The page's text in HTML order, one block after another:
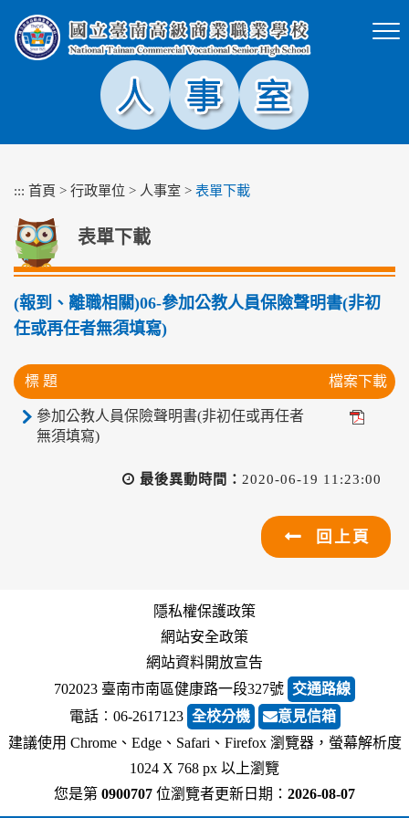
塊
::: 首頁 > 行政單位 > 人事室 > 表單下載
表單下載
(報到、離職相關)06-參加公教人員保險聲明書(非初
任或再任者無須填寫)
標 題 檔案下載
參加公教人員保險聲明書(非初任或再任者
無須填寫)
最後異動時間： 2020-06-19 11:23:00
回上頁
隱私權保護政策
網站安全政策
網站資料開放宣告
702023 臺南市南區健康路一段327號 交通路線
電話︰06-2617123 全校分機
意見信箱
建議使用 Chrome、Edge、Safari、Firefox 瀏覽器，螢幕解析度
1024 X 768 px 以上瀏覽
您是第 0900707 位瀏覽者更新日期： 2026-08-07